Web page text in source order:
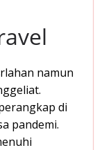
namun
di
pandemi.